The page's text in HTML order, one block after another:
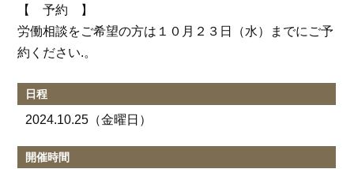
【 予約 】
労働相談をご希望の方は１０月２３日（水）までにご予
約ください.。
日程
2024.10.25 （金曜日）
開催時間